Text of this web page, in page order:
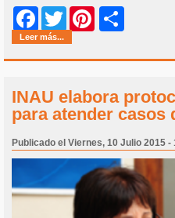
Facebook
Twitter Pinterest
Leer más...
INAU elabora
para atender casos
Publicado el Viernes, 10 Julio 2015 -